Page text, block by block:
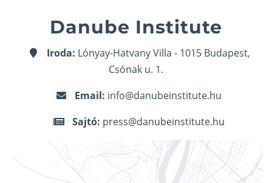
Danube Institute
Iroda: Lónyay-Hatvany Villa - 1015 Budapest,
Csónak u. 1.
Email: info@danubeinstitute.hu
Sajtó: press@danubeinstitute.hu